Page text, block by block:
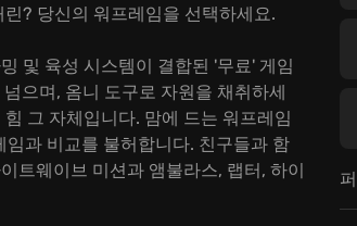
? 당신의 워프레임을 선택하세요.
및 육성 시스템이 결합된 '무료' 게임
으며, 옴니 도구로 자원을 채취하세
그 자체입니다. 맘에 드는 워프레임
과 비교를 불허합니다. 친구들과 함
트웨이브 미션과 앰불라스, 랩터, 하이